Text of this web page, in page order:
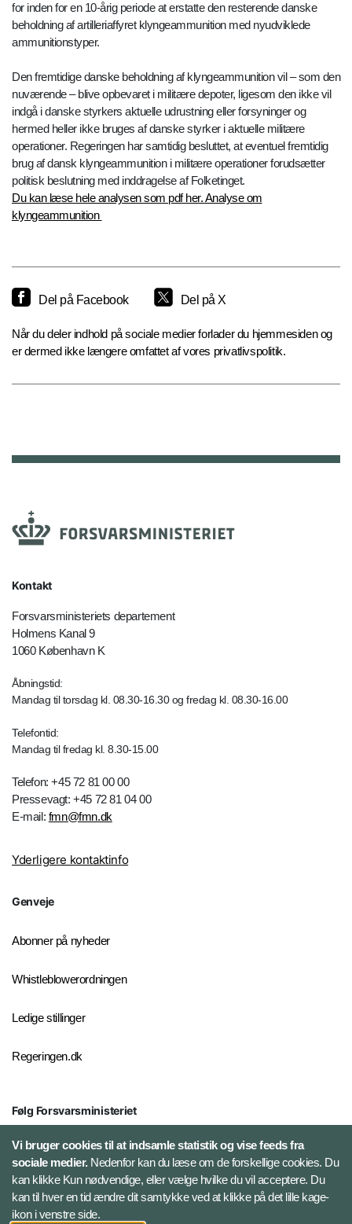
for inden for en 10-årig periode at erstatte den resterende danske
beholdning af artilleriaffyret klyngeammunition med nyudviklede
ammunitionstyper.
Den fremtidige danske beholdning af klyngeammunition vil – som den
nuværende – blive opbevaret i militære depoter, ligesom den ikke vil
indgå i danske styrkers aktuelle udrustning eller forsyninger og
hermed heller ikke bruges af danske styrker i aktuelle militære
operationer. Regeringen har samtidig besluttet, at eventuel fremtidig
brug af dansk klyngeammunition i militære operationer forudsætter
politisk beslutning med inddragelse af Folketinget.
Du kan læse hele analysen som pdf her. Analyse om
klyngeammunition
Del på Facebook Del på X
Når du deler indhold på sociale medier forlader du hjemmesiden og
er dermed ikke længere omfattet af vores privatlivspolitik.
Kontakt
Forsvarsministeriets departement
Holmens Kanal 9
1060 København K
Åbningstid:
Mandag til torsdag kl. 08.30-16.30 og fredag kl. 08.30-16.00
Telefontid:
Mandag til fredag kl. 8.30-15.00
Telefon: +45 72 81 00 00
Pressevagt: +45 72 81 04 00
E-mail: fmn@fmn.dk
Yderligere kontaktinfo
Genveje
Abonner på nyheder
Whistleblowerordningen
Ledige stillinger
Regeringen.dk
Følg Forsvarsministeriet
X
LinkedIn
Instagram
Vi bruger cookies til at indsamle statistik og vise feeds fra
sociale medier.Nedenfor kan du læse om de forskellige cookies. Du
kan klikke Kun nødvendige, eller vælge hvilke du vil acceptere. Du
kan til hver en tid ændre dit samtykke ved at klikke på det lille kage-
ikon i venstre side.